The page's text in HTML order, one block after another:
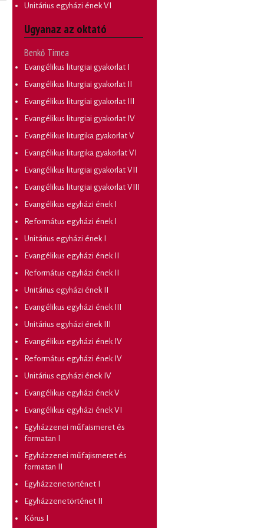
Unitárius egyházi ének VI
Ugyanaz az oktató
Benkő Timea
Evangélikus liturgiai gyakorlat I
Evangélikus liturgiai gyakorlat II
Evangélikus liturgiai gyakorlat III
Evangélikus liturgiai gyakorlat IV
Evangélikus liturgika gyakorlat V
Evangélikus liturgika gyakorlat VI
Evangélikus liturgiai gyakorlat VII
Evangélikus liturgiai gyakorlat VIII
Evangélikus egyházi ének I
Református egyházi ének I
Unitárius egyházi ének I
Evangélikus egyházi ének II
Református egyházi ének II
Unitárius egyházi ének II
Evangélikus egyházi ének III
Unitárius egyházi ének III
Evangélikus egyházi ének IV
Református egyházi ének IV
Unitárius egyházi ének IV
Evangélikus egyházi ének V
Evangélikus egyházi ének VI
Egyházzenei műfaismeret és
formatan I
Egyházzenei műfajismeret és
formatan II
Egyházzenetörténet I
Egyházzenetörténet II
Kórus I